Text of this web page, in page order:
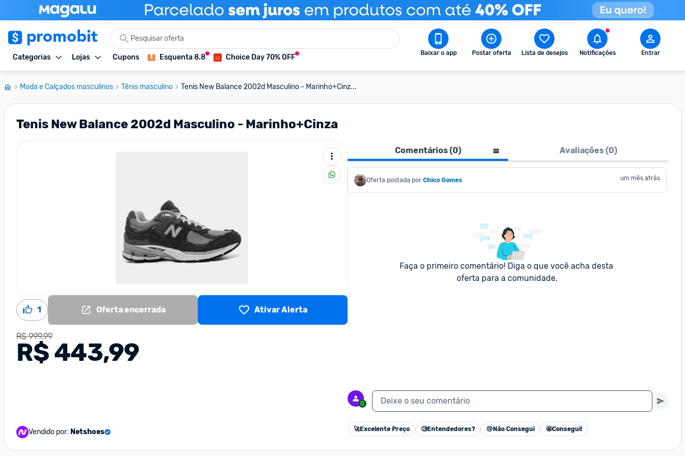
Categorias Lojas Cupons Esquenta 8.8 Choice Day 70% OFF Baixar o app Postar oferta Lista de desejos Notificações Entrar
Moda e Calçados masculinos Tênis masculino Tenis New Balance 2002d Masculino - Marinho+Cinz...
Tenis New Balance 2002d Masculino - Marinho+Cinza
1 Oferta encerrada Ativar Alerta
R$ 999,99
R$ 443,99
Vendido por: Netshoes
Comentários (0) Avaliações (0)
Oferta postada por Chico Gomes um mês atrás
Faça o primeiro comentário! Diga o que você acha desta
oferta para a comunidade.
0 Deixe o seu comentário
🚀Excelente Preço 🧐Entendedores? 😢 Não Consegui 🤩Consegui!